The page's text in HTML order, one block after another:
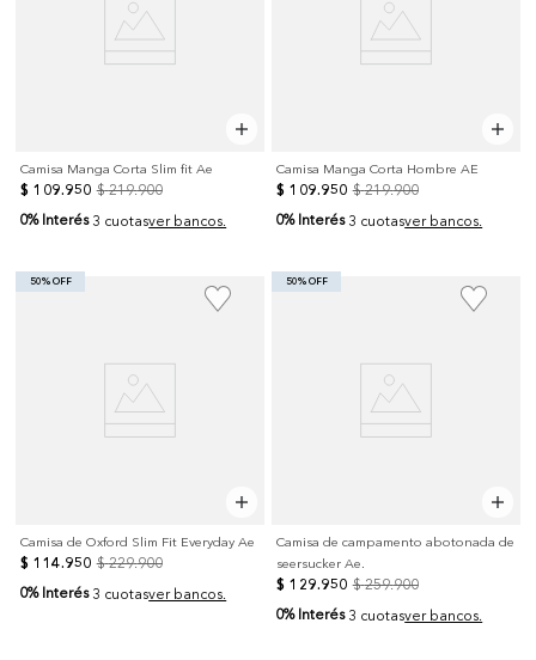
Camisa Manga Corta Slim fit Ae
$ 109.950 $ 219.900
0% Interés 3 cuotasver bancos.
Camisa Manga Corta Hombre AE
$ 109.950 $ 219.900
0% Interés 3 cuotasver bancos.
50% OFF
Camisa de Oxford Slim Fit Everyday Ae
$ 114.950 $ 229.900
0% Interés 3 cuotasver bancos.
50% OFF
Camisa de campamento abotonada de
seersucker Ae.
$ 129.950 $ 259.900
0% Interés 3 cuotasver bancos.